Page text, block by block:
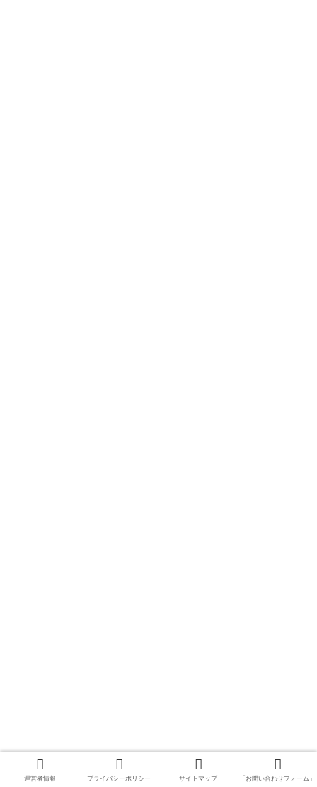
運営者情報 プライバシーポリシー サイトマップ 「お問い合わせフォーム」